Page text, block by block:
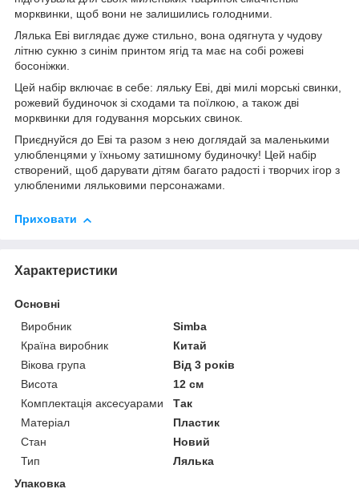
морквинки, щоб вони не залишились голодними.
Лялька Еві виглядає дуже стильно, вона одягнута у чудову
літню сукню з синім принтом ягід та має на собі рожеві
босоніжки.
Цей набір включає в себе: ляльку Еві, дві милі морські свинки,
рожевий будиночок зі сходами та поїлкою, а також дві
морквинки для годування морських свинок.
Приєднуйся до Еві та разом з нею доглядай за маленькими
улюбленцями у їхньому затишному будиночку! Цей набір
створений, щоб дарувати дітям багато радості і творчих ігор з
улюбленими ляльковими персонажами.
Приховати
Характеристики
Основні
Виробник
Sіmba
Країна виробник
Китай
Вікова група
Від 3 років
Висота
12 см
Комплектація аксесуарами
Так
Матеріал
Пластик
Стан
Новий
Тип
Лялька
Упаковка